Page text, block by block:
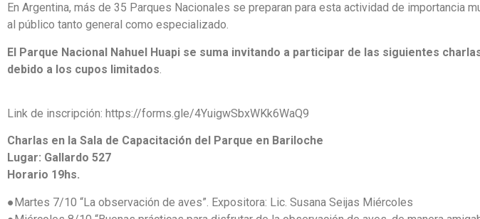
En Argentina, más de 35 Parques Nacionales se preparan para esta actividad de
al público tanto general como especializado.
El Parque Nacional Nahuel Huapi se suma invitando a participar de las siguientes
debido a los cupos limitados
Link de inscripción: https://forms.gle/4YuigwSbxWKk6WaQ9
Charlas en la Sala de Capacitación del Parque en Bariloche
Lugar: Gallardo 527
Horario 19hs.
●Martes 7/10 “La observación de aves”. Expositora: Lic. Susana Seijas Miércoles